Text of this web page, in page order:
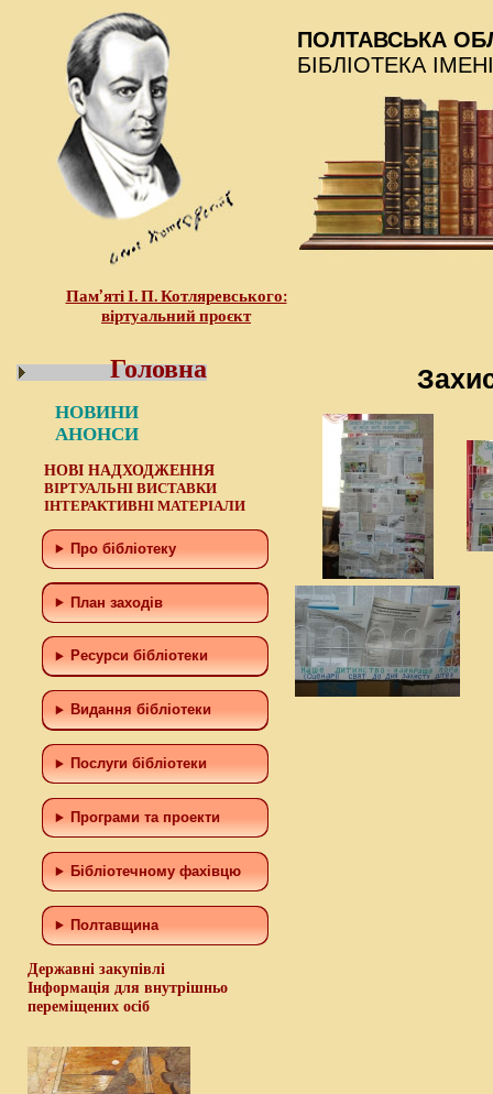
Пам’яті І. П. Котляревського:
віртуальний проєкт
ПОЛТАВСЬКА
БІБЛІОТЕКА
Головна
НОВИНИ
АНОНСИ
НОВІ НАДХОДЖЕННЯ
ВІРТУАЛЬНІ ВИСТАВКИ
ІНТЕРАКТИВНІ МАТЕРІАЛИ
Про бібліотеку
План заходів
Ресурси бібліотеки
Видання бібліотеки
Послуги бібліотеки
Програми та проекти
Бiблiотечному фахiвцю
Полтавщина
Державні закупівлі
Інформація для внутрішньо
переміщених осіб